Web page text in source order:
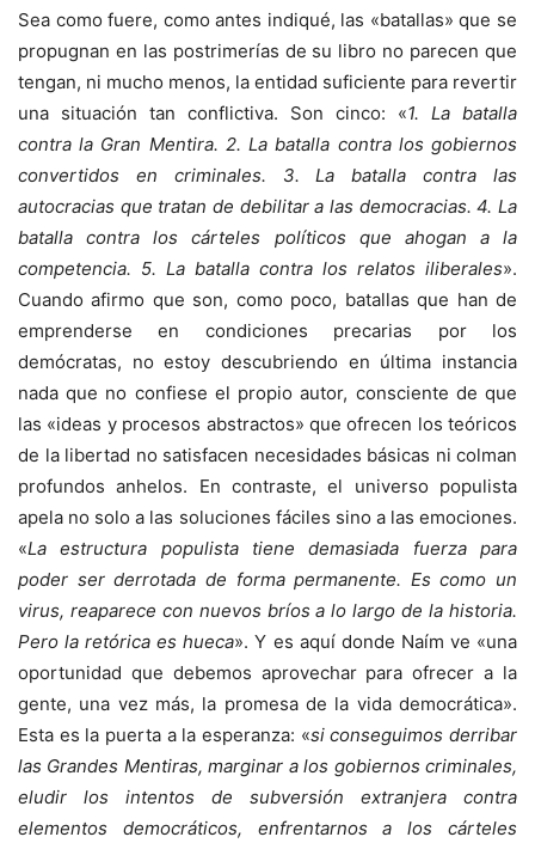
Sea como fuere, como antes indiqué, las «batallas» que se
propugnan en las postrimerías de su libro no parecen que
tengan, ni mucho menos, la entidad suficiente para revertir
una situación tan conflictiva. Son cinco: «1. La batalla
contra la Gran Mentira. 2. La batalla contra los gobiernos
convertidos en criminales. 3. La batalla contra las
autocracias que tratan de debilitar a las democracias. 4. La
batalla contra los cárteles políticos que ahogan a la
competencia. 5. La batalla contra los relatos iliberales».
Cuando afirmo que son, como poco, batallas que han de
emprenderse en condiciones precarias por los
demócratas, no estoy descubriendo en última instancia
nada que no confiese el propio autor, consciente de que
las «ideas y procesos abstractos» que ofrecen los teóricos
de la libertad no satisfacen necesidades básicas ni colman
profundos anhelos. En contraste, el universo populista
apela no solo a las soluciones fáciles sino a las emociones.
«La estructura populista tiene demasiada fuerza para
poder ser derrotada de forma permanente. Es como un
virus, reaparece con nuevos bríos a lo largo de la historia.
Pero la retórica es hueca». Y es aquí donde Naím ve «una
oportunidad que debemos aprovechar para ofrecer a la
gente, una vez más, la promesa de la vida democrática».
Esta es la puerta a la esperanza: «si conseguimos derribar
las Grandes Mentiras, marginar a los gobiernos criminales,
eludir los intentos de subversión extranjera contra
elementos democráticos, enfrentarnos a los cárteles